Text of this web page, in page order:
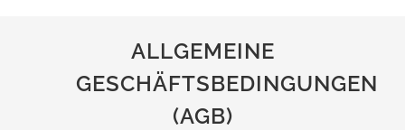
ALLGEMEINE
GESCHÄFTSBEDINGUNGEN
(AGB)